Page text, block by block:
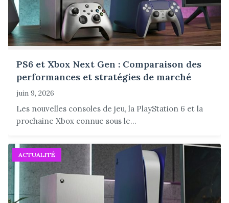
PS6 et Xbox Next Gen : Comparaison des
performances et stratégies de marché
juin 9, 2026
Les nouvelles consoles de jeu, la PlayStation 6 et la
prochaine Xbox connue sous le...
ACTUALITÉ